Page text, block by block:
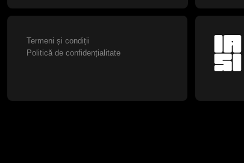
Termeni și condiții
Politică de confidențialitate